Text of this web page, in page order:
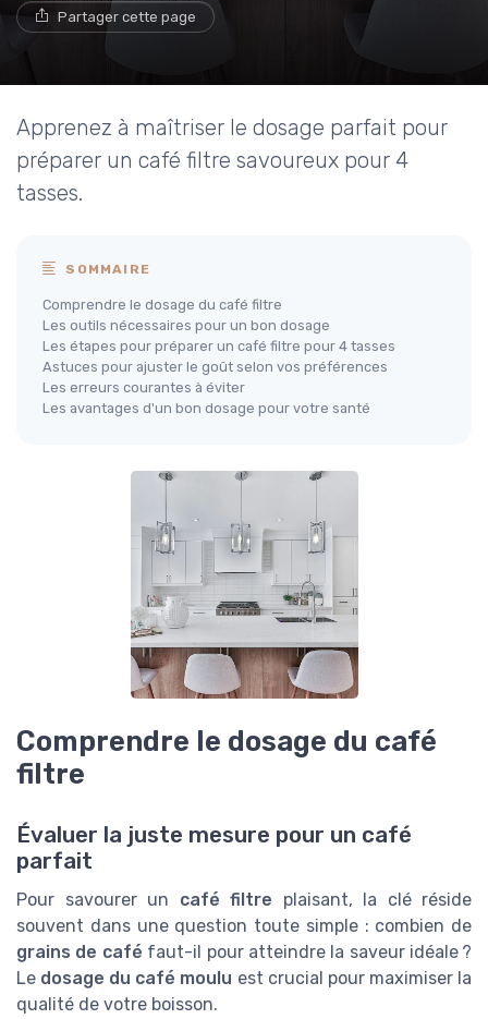
Partager cette page
Apprenez à maîtriser le dosage parfait pour
préparer un café filtre savoureux pour 4
tasses.
SOMMAIRE
Comprendre le dosage du café filtre
Les outils nécessaires pour un bon dosage
Les étapes pour préparer un café filtre pour 4 tasses
Astuces pour ajuster le goût selon vos préférences
Les erreurs courantes à éviter
Les avantages d'un bon dosage pour votre santé
Comprendre le dosage du café
filtre
Évaluer la juste mesure pour un café
parfait
Pour savourer un café filtre plaisant, la clé réside
souvent dans une question toute simple : combien de
grains de café faut-il pour atteindre la saveur idéale ?
Le dosage du café moulu est crucial pour maximiser la
qualité de votre boisson.